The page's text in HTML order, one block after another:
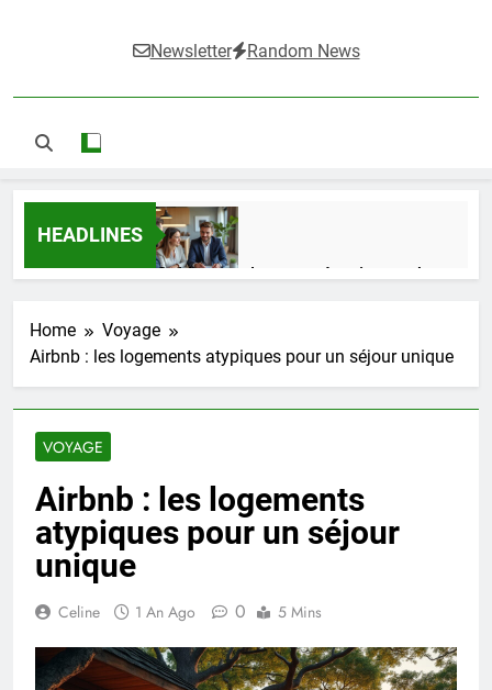
Newsletter Random News
HEADLINES
Guide complet pour réussir un achat
1 Semaine Ago
Quel est le salaire de Myriam Seurat en
2025 ?
Okrami : comprendre ses
fonctionnalités clés et avantages
Home
Voyage
Airbnb : les logements atypiques pour un séjour unique
VOYAGE
Airbnb : les logements
atypiques pour un séjour
unique
Celine 1 An Ago 0 5 Mins